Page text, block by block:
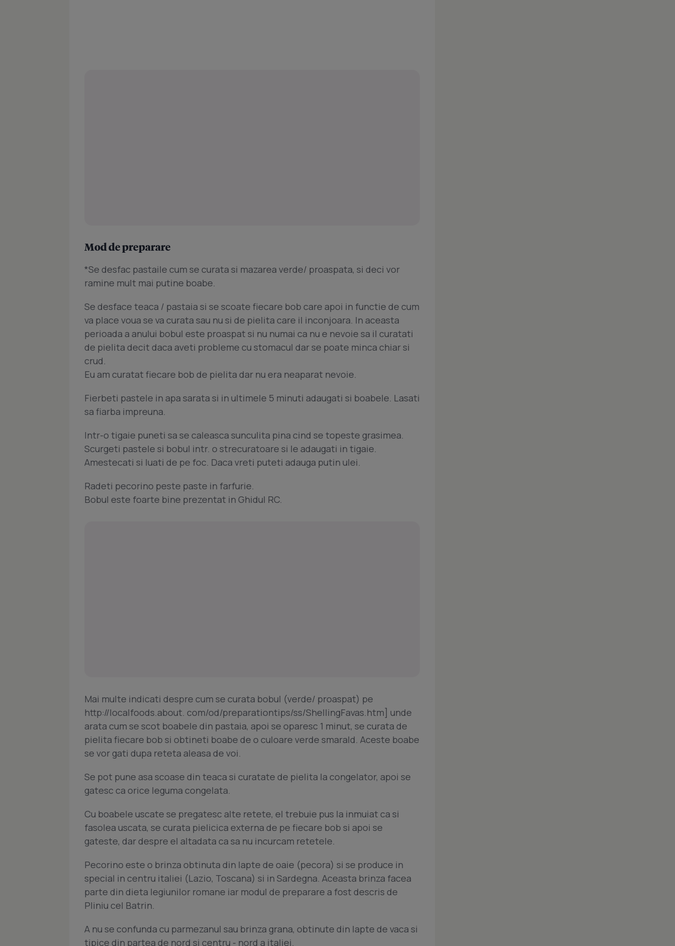
Mod de preparare
*Se desfac pastaile cum se curata si mazarea verde/ proaspata, si deci vor
ramine mult mai putine boabe.
Se desface teaca / pastaia si se scoate fiecare bob care apoi in functie de cum
va place voua se va curata sau nu si de pielita care il inconjoara. In aceasta
perioada a anului bobul este proaspat si nu numai ca nu e nevoie sa il curatati
de pielita decit daca aveti probleme cu stomacul dar se poate minca chiar si
crud.
Eu am curatat fiecare bob de pielita dar nu era neaparat nevoie.
Fierbeti pastele in apa sarata si in ultimele 5 minuti adaugati si boabele. Lasati
sa fiarba impreuna.
Intr-o tigaie puneti sa se caleasca sunculita pina cind se topeste grasimea.
Scurgeti pastele si bobul intr. o strecuratoare si le adaugati in tigaie.
Amestecati si luati de pe foc. Daca vreti puteti adauga putin ulei.
Radeti pecorino peste paste in farfurie.
Bobul este foarte bine prezentat in Ghidul RC.
Mai multe indicati despre cum se curata bobul (verde/ proaspat) pe
http://localfoods.about. com/od/preparationtips/ss/ShellingFavas.htm] unde
arata cum se scot boabele din pastaia, apoi se oparesc 1 minut, se curata de
pielita fiecare bob si obtineti boabe de o culoare verde smarald. Aceste boabe
se vor gati dupa reteta aleasa de voi.
Se pot pune asa scoase din teaca si curatate de pielita la congelator, apoi se
gatesc ca orice leguma congelata.
Cu boabele uscate se pregatesc alte retete, el trebuie pus la inmuiat ca si
fasolea uscata, se curata pielicica externa de pe fiecare bob si apoi se
gateste, dar despre el altadata ca sa nu incurcam retetele.
Pecorino este o brinza obtinuta din lapte de oaie (pecora) si se produce in
special in centru italiei (Lazio, Toscana) si in Sardegna. Aceasta brinza facea
parte din dieta legiunilor romane iar modul de preparare a fost descris de
Pliniu cel Batrin.
A nu se confunda cu parmezanul sau brinza grana, obtinute din lapte de vaca si
tipice din partea de nord si centru - nord a italiei.